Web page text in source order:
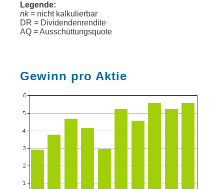
Legende:
nk= nicht kalkulierbar
DR = Dividendenrendite
AQ = Ausschüttungsquote
Gewinn pro Aktie